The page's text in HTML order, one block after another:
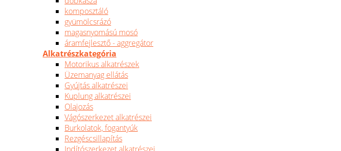
komposztáló
gyümölcsrázó
magasnyomású mosó
áramfejlesztő - aggregátor
Alkatrészkategória
Motorikus alkatrészek
Üzemanyag ellátás
Gyújtás alkatrészei
Kuplung alkatrészei
Olajozás
Vágószerkezet alkatrészei
Burkolatok, fogantyúk
Rezgéscsillapítás